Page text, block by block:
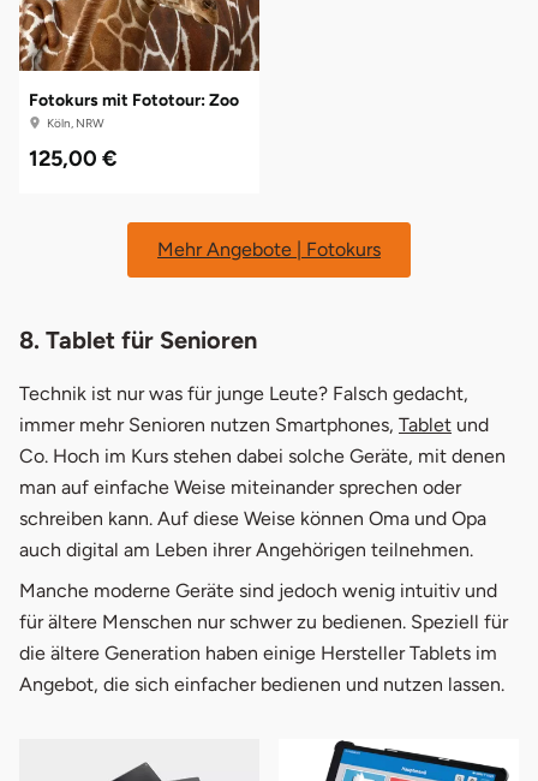
Fotokurs mit Fototour: Zoo
Köln, NRW
125,00 €
Mehr Angebote | Fotokurs
8. Tablet für Senioren
Technik ist nur was für junge Leute? Falsch gedacht,
immer mehr Senioren nutzen Smartphones, Tablet und
Co. Hoch im Kurs stehen dabei solche Geräte, mit denen
man auf einfache Weise miteinander sprechen oder
schreiben kann. Auf diese Weise können Oma und Opa
auch digital am Leben ihrer Angehörigen teilnehmen.
Manche moderne Geräte sind jedoch wenig intuitiv und
für ältere Menschen nur schwer zu bedienen. Speziell für
die ältere Generation haben einige Hersteller Tablets im
Angebot, die sich einfacher bedienen und nutzen lassen.